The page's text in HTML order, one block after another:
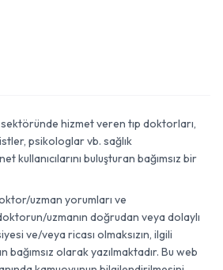
hizmet veren tıp doktorları,
psikologlar vb. sağlık
buluşturan bağımsız bir
uzman yorumları ve
uzmanın doğrudan veya dolaylı
ve/veya ricası olmaksızın, ilgili
bağımsız olarak yazılmaktadır. Bu web